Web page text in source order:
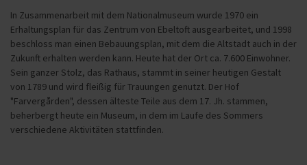
In Zusammenarbeit mit dem Nationalmuseum wurde 1970 ein
Erhaltungsplan für das Zentrum von Ebeltoft ausgearbeitet, und 1998
beschloss man einen Bebauungsplan, mit dem die Altstadt auch in der
Zukunft erhalten werden kann. Heute hat der Ort ca. 7.600 Einwohner.
Sein ganzer Stolz, das Rathaus, stammt in seiner heutigen Gestalt
von 1789 und wird fleißig für Trauungen genutzt. Der Hof
"Farvergården", dessen älteste Teile aus dem 17. Jh. stammen,
beherbergt heute ein Museum, in dem im Laufe des Sommers
verschiedene Aktivitäten stattfinden.